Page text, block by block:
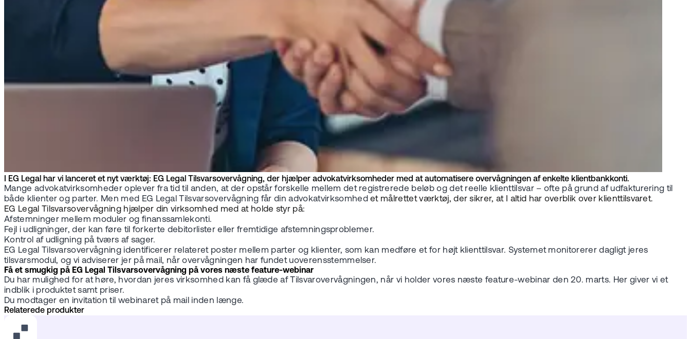
I EG Legal har vi lanceret et nyt værktøj: EG Legal Tilsvarsovervågning, der hjælper advokatvirksomheder med at automatisere overvågningen af enkelte klientbankkonti.
Mange advokatvirksomheder oplever fra tid til anden, at der opstår forskelle mellem det registrerede beløb og det reelle klienttilsvar – ofte på grund af udfakturering til
både klienter og parter. Men med EG Legal Tilsvarsovervågning får din advokatvirksomhedet målrettet værktøj, der sikrer, at I altid har overblik over klienttilsvaret.
EG Legal Tilsvarsovervågning hjælper din virksomhed med at holde styr på:
Afstemninger mellem moduler og finanssamlekonti.
Fejl i udligninger, der kan føre til forkerte debitorlister eller fremtidige afstemningsproblemer.
Kontrol af udligning på tværs af sager.
EG Legal Tilsvarsovervågning identificerer relateret poster mellem parter og klienter, som kan medføre et for højt klienttilsvar. Systemet monitorerer dagligt jeres
tilsvarsmodul, og vi adviserer jer på mail, når overvågningen har fundet uoverensstemmelser.
Få et smugkig på EG Legal Tilsvarsovervågning på vores næste feature-webinar
Du har mulighed for at høre, hvordan jeres virksomhed kan få glæde af Tilsvarovervågningen, når vi holder vores næste feature-webinar den 20. marts. Her giver vi et
indblik i produktet samt priser.
Du modtager en invitation til webinaret på mail inden længe.
Relaterede produkter